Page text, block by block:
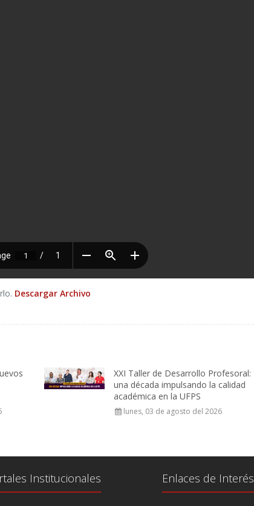
Descargar Archivo
XXI Taller de Desarrollo Profesoral:
una década impulsando la calidad
académica en la UFPS
lunes, 03 de agosto del 2026
Institucionales Enlaces de Interés